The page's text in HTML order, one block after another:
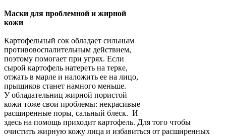
Маски для проблемной и жирной
кожи
Картофельный сок обладает сильным
противовоспалительным действием,
поэтому помогает при угрях. Если
сырой картофель натереть на терке,
отжать в марле и наложить ее на лицо,
прыщиков станет намного меньше.
У обладательниц жирной пористой
кожи тоже свои проблемы: некрасивые
расширенные поры, сальный блеск. И
здесь на помощь приходит картофель. Для того чтобы
очистить жирную кожу лица и избавиться от расширенных